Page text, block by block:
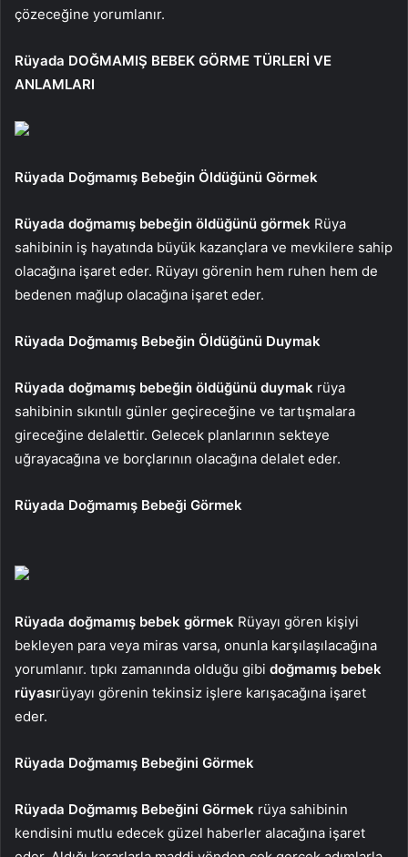
çözeceğine yorumlanır.
Rüyada DOĞMAMIŞ BEBEK GÖRME TÜRLERİ VE
ANLAMLARI
Rüyada Doğmamış Bebeğin Öldüğünü Görmek
Rüyada doğmamış bebeğin öldüğünü görmek Rüya
sahibinin iş hayatında büyük kazançlara ve mevkilere sahip
olacağına işaret eder. Rüyayı görenin hem ruhen hem de
bedenen mağlup olacağına işaret eder.
Rüyada Doğmamış Bebeğin Öldüğünü Duymak
Rüyada doğmamış bebeğin öldüğünü duymak rüya
sahibinin sıkıntılı günler geçireceğine ve tartışmalara
gireceğine delalettir. Gelecek planlarının sekteye
uğrayacağına ve borçlarının olacağına delalet eder.
Rüyada Doğmamış Bebeği Görmek
Rüyada doğmamış bebek görmek Rüyayı gören kişiyi
bekleyen para veya miras varsa, onunla karşılaşılacağına
yorumlanır. tıpkı zamanında olduğu gibi doğmamış bebek
rüyasırüyayı görenin tekinsiz işlere karışacağına işaret
eder.
Rüyada Doğmamış Bebeğini Görmek
Rüyada Doğmamış Bebeğini Görmek rüya sahibinin
kendisini mutlu edecek güzel haberler alacağına işaret